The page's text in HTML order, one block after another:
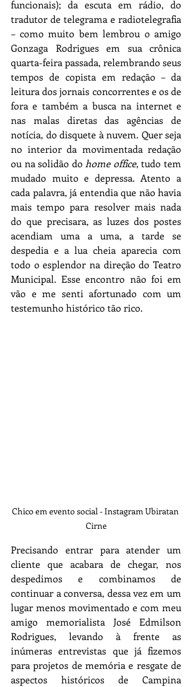
funcionais); da escuta em rádio, do
tradutor de telegrama e radiotelegrafia
– como muito bem lembrou o amigo
Gonzaga Rodrigues em sua crônica
quarta-feira passada, relembrando seus
tempos de copista em redação – da
leitura dos jornais concorrentes e os de
fora e também a busca na internet e
nas malas diretas das agências de
notícia, do disquete à nuvem. Quer seja
no interior da movimentada redação
ou na solidão do home office, tudo tem
mudado muito e depressa. Atento a
cada palavra, já entendia que não havia
mais tempo para resolver mais nada
do que precisara, as luzes dos postes
acendiam uma a uma, a tarde se
despedia e a lua cheia aparecia com
todo o esplendor na direção do Teatro
Municipal. Esse encontro não foi em
vão e me senti afortunado com um
testemunho histórico tão rico.
Chico em evento social - Instagram Ubiratan
Cirne
Precisando entrar para atender um
cliente que acabara de chegar, nos
despedimos e combinamos de
continuar a conversa, dessa vez em um
lugar menos movimentado e com meu
amigo memorialista José Edmilson
Rodrigues, levando à frente as
inúmeras entrevistas que já fizemos
para projetos de memória e resgate de
aspectos históricos de Campina